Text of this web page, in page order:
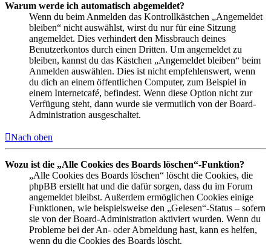
Warum werde ich automatisch abgemeldet?
Wenn du beim Anmelden das Kontrollkästchen „Angemeldet
bleiben“ nicht auswählst, wirst du nur für eine Sitzung
angemeldet. Dies verhindert den Missbrauch deines
Benutzerkontos durch einen Dritten. Um angemeldet zu
bleiben, kannst du das Kästchen „Angemeldet bleiben“ beim
Anmelden auswählen. Dies ist nicht empfehlenswert, wenn
du dich an einem öffentlichen Computer, zum Beispiel in
einem Internetcafé, befindest. Wenn diese Option nicht zur
Verfügung steht, dann wurde sie vermutlich von der Board-
Administration ausgeschaltet.
Nach oben
Wozu ist die „Alle Cookies des Boards löschen“-Funktion?
„Alle Cookies des Boards löschen“ löscht die Cookies, die
phpBB erstellt hat und die dafür sorgen, dass du im Forum
angemeldet bleibst. Außerdem ermöglichen Cookies einige
Funktionen, wie beispielsweise den „Gelesen“-Status – sofern
sie von der Board-Administration aktiviert wurden. Wenn du
Probleme bei der An- oder Abmeldung hast, kann es helfen,
wenn du die Cookies des Boards löscht.